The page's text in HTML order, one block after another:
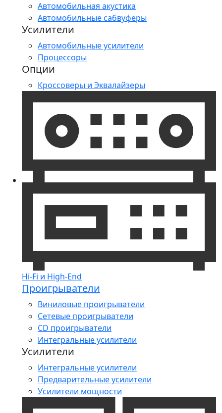
Автомобильная акустика
Автомобильные сабвуферы
Усилители
Автомобильные усилители
Процессоры
Опции
Кроссоверы и Эквалайзеры
Hi-Fi и High-End
Проигрыватели
Виниловые проигрыватели
Сетевые проигрыватели
CD проигрыватели
Интегральные усилители
Усилители
Интегральные усилители
Предварительные усилители
Усилители мощности